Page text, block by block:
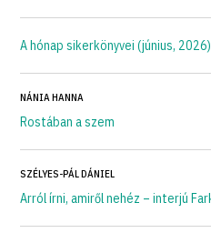
A hónap sikerkönyvei (június, 2026)
NÁNIA HANNA
Rostában a szem
SZÉLYES-PÁL DÁNIEL
Arról írni, amiről nehéz – interjú